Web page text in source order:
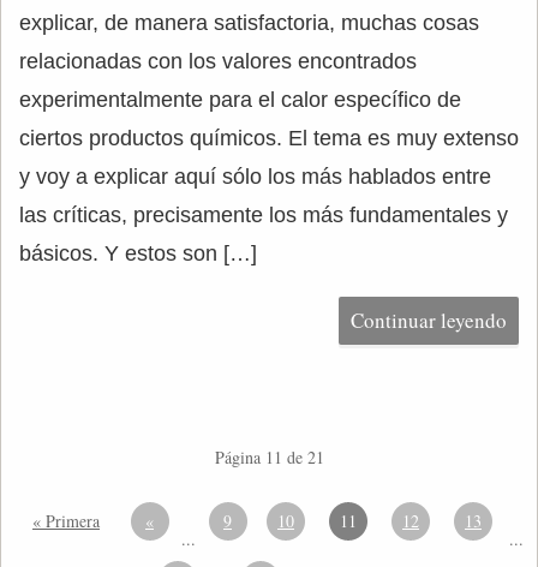
explicar, de manera satisfactoria, muchas cosas
relacionadas con los valores encontrados
experimentalmente para el calor específico de
ciertos productos químicos. El tema es muy extenso
y voy a explicar aquí sólo los más hablados entre
las críticas, precisamente los más fundamentales y
básicos. Y estos son […]
Continuar leyendo
Página 11 de 21
« Primera «
...
9 10 11 12 13
...